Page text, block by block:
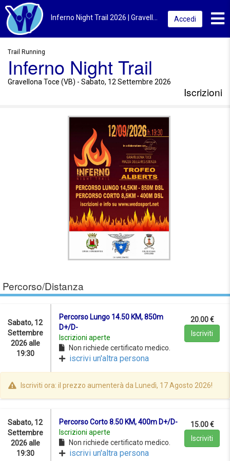
Accedi
Trail Running
Inferno Night Trail
Gravellona Toce (VB) - Sabato, 12 Settembre 2026
Iscrizioni
Percorso/Distanza
Sabato, 12
Settembre
2026 alle
19:30
Percorso Lungo 14.50 KM, 850m
D+/D-
Iscrizioni aperte
Non richiede certificato medico.
iscrivi un'altra persona
20.00 €
Iscriviti
Iscriviti ora: il prezzo aumenterà da Lunedì, 17 Agosto 2026!
Sabato, 12
Settembre
2026 alle
19:30
Percorso Corto 8.50 KM, 400m D+/D-
Iscrizioni aperte
Non richiede certificato medico.
iscrivi un'altra persona
15.00 €
Iscriviti